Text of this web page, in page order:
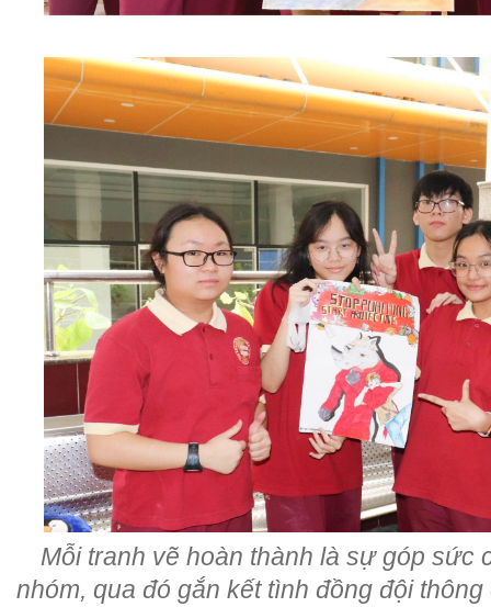
Mỗi tranh vẽ hoàn thành là sự góp sức
nhóm, qua đó gắn kết tình đồng đội